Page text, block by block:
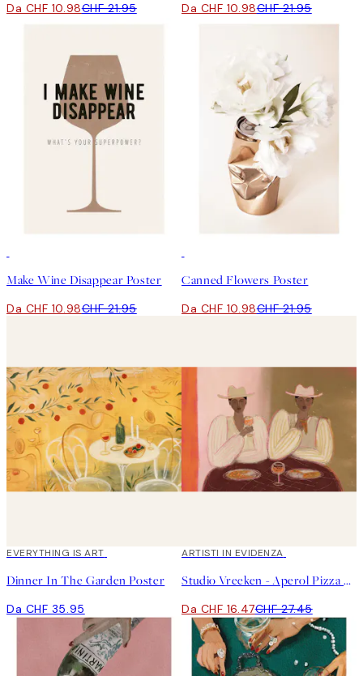
Da CHF 10.98CHF 21.95 Da CHF 10.98CHF 21.95
Make Wine Disappear Poster
Da CHF 10.98CHF 21.95
Canned Flowers Poster
Da CHF 10.98CHF 21.95
EVERYTHING IS ART
Dinner In The Garden Poster
Da CHF 35.95
40%*
ARTISTI IN EVIDENZA
Studio Vreeken - Aperol Pizza Party Poster
Da CHF 16.47CHF 27.45